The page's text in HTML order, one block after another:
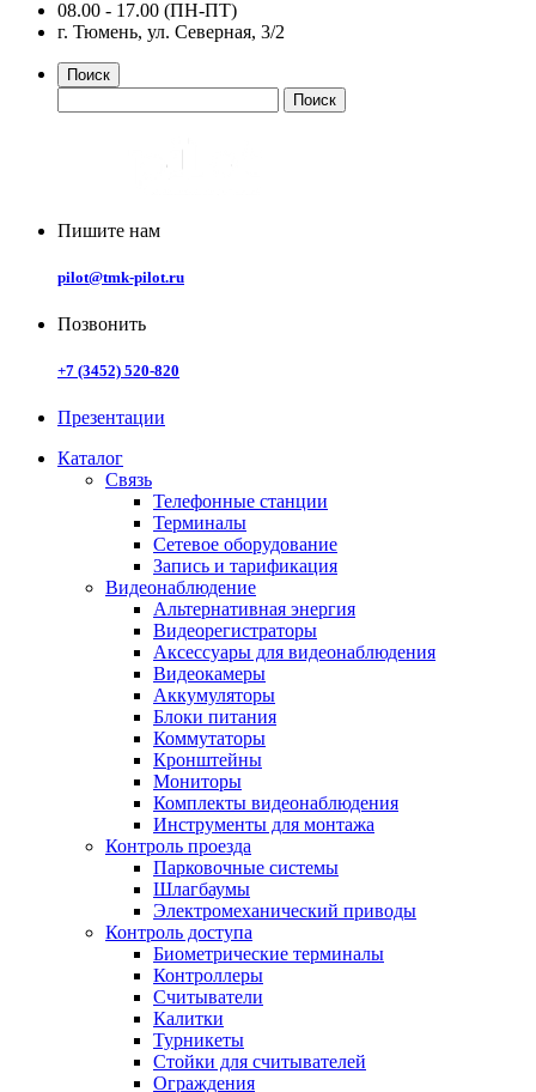
08.00 - 17.00 (ПН-ПТ)
г. Тюмень, ул. Северная, 3/2
Поиск
Пишите нам
pilot@tmk-pilot.ru
Позвонить
+7 (3452) 520-820
Презентации
Каталог
Связь
Телефонные станции
Терминалы
Сетевое оборудование
Запись и тарификация
Видеонаблюдение
Альтернативная энергия
Видеорегистраторы
Аксессуары для видеонаблюдения
Видеокамеры
Аккумуляторы
Блоки питания
Коммутаторы
Кронштейны
Мониторы
Комплекты видеонаблюдения
Инструменты для монтажа
Контроль проезда
Парковочные системы
Шлагбаумы
Электромеханический приводы
Контроль доступа
Биометрические терминалы
Контроллеры
Считыватели
Калитки
Турникеты
Стойки для считывателей
Ограждения